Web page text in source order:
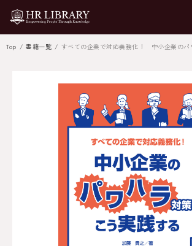
Top 書籍一覧 すべての企業で対応義務化！ 中小企業のパ